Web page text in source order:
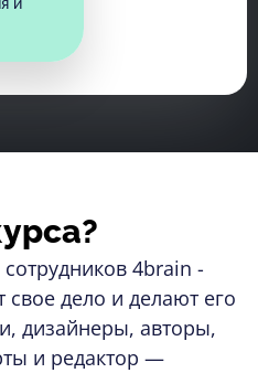
и
4brain -
дело и делают его
дизайнеры, авторы,
и редактор —